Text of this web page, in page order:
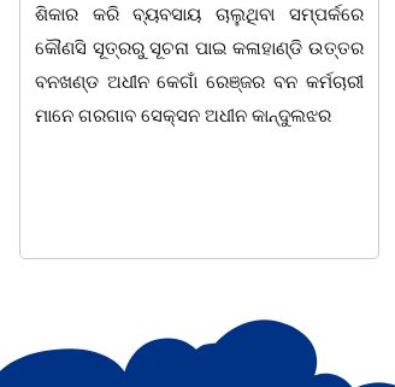
ସ୍ଥିତ କାର୍ଯ୍ୟାଳୟ ଠାରେ "ବିଶ୍ୱ ମହିଳା ଦିବସ
-2026 ଆବାହକ ବିଜୟ କୁମାର ପ୍ରଧାନଙ୍କ
ସଂଯୋଜନା ଓ ସଭାପତିତ୍ବ ରେ ଅନୁଷ୍ଠିତ ହୋଇ
ଯାଇଛି l ମହିଳା ସଶକ୍ତିକରଣ